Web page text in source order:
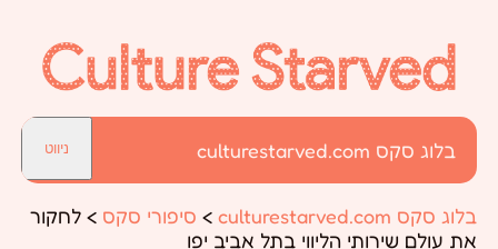
בלוג סקס culturestarved.com ניווט
בלוג סקס culturestarved.com > סיפורי סקס > לחקור
את עולם שירותי הליווי בתל אביב יפו